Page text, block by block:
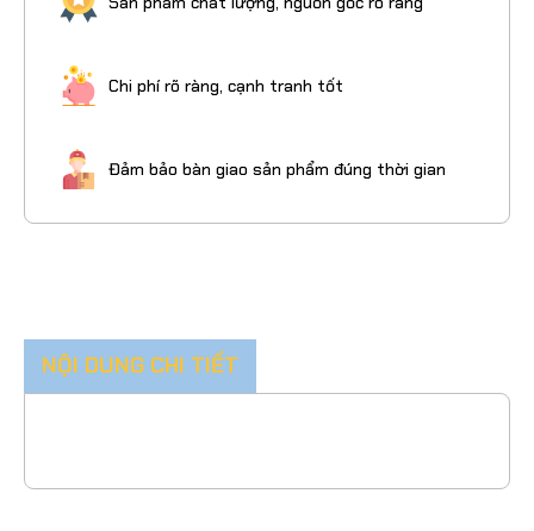
Chi phí rõ ràng, cạnh tranh tốt
Đảm bảo bàn giao sản phẩm đúng thời gian
NỘI DUNG CHI TIẾT